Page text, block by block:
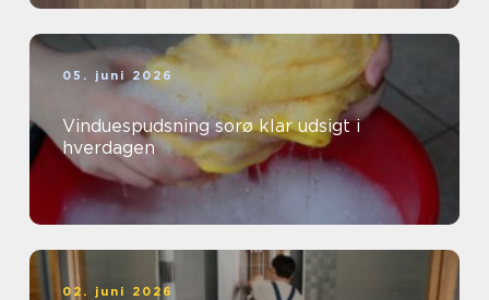
05. juni 2026
Vinduespudsning sorø klar udsigt i
hverdagen
02. juni 2026